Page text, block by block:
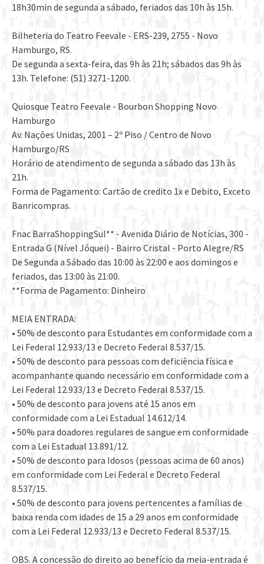
18h30min de segunda a sábado, feriados das 10h às 15h.
Bilheteria do Teatro Feevale - ERS-239, 2755 - Novo
Hamburgo, RS.
De segunda a sexta-feira, das 9h às 21h; sábados das 9h às
13h. Telefone: (51) 3271-1200.
Quiosque Teatro Feevale - Bourbon Shopping Novo
Hamburgo
Av. Nações Unidas, 2001 – 2º Piso / Centro de Novo
Hamburgo/RS
Horário de atendimento de segunda a sábado das 13h às
21h.
Forma de Pagamento: Cartão de credito 1x e Debito, Exceto
Banricompras.
Fnac BarraShoppingSul** - Avenida Diário de Notícias, 300 -
Entrada G (Nível Jóquei) - Bairro Cristal - Porto Alegre/RS
De Segunda a Sábado das 10:00 às 22:00 e aos domingos e
feriados, das 13:00 às 21:00.
**Forma de Pagamento: Dinheiro
MEIA ENTRADA:
• 50% de desconto para Estudantes em conformidade com a
Lei Federal 12.933/13 e Decreto Federal 8.537/15.
• 50% de desconto para pessoas com deficiência física e
acompanhante quando necessário em conformidade com a
Lei Federal 12.933/13 e Decreto Federal 8.537/15.
• 50% de desconto para jovens até 15 anos em
conformidade com a Lei Estadual 14.612/14.
• 50% para doadores regulares de sangue em conformidade
com a Lei Estadual 13.891/12.
• 50% de desconto para Idosos (pessoas acima de 60 anos)
em conformidade com Lei Federal e Decreto Federal
8.537/15.
• 50% de desconto para jovens pertencentes a famílias de
baixa renda com idades de 15 a 29 anos em conformidade
com a Lei Federal 12.933/13 e Decreto Federal 8.537/15.
OBS. A concessão do direito ao benefício da meia-entrada é